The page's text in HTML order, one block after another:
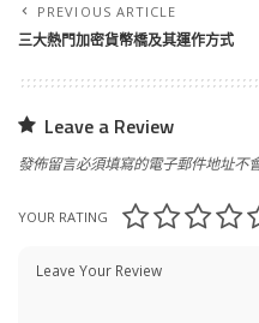
PREVIOUS ARTICLE
三大熱門加密貨幣橋及其運作方式
Leave a Review
發佈留言必須填寫的電子郵件地址不
YOUR RATING